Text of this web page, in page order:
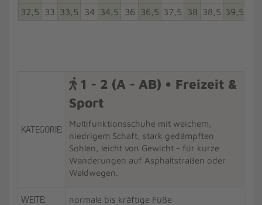
32,5 33 33,5 34 34,5 36 36,5 37,5 38 38,5 39,5
KATEGORIE:
1 - 2 (A - AB) • Freizeit &
Sport
Multifunktionsschuhe mit weichem,
niedrigem Schaft, stark gedämpften
Sohlen, leicht von Gewicht - für kurze
Wanderungen auf Asphaltstraßen oder
Waldwegen.
WEITE: normale bis kräftige Füße